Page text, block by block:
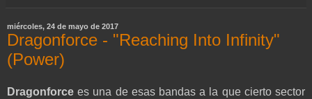
miércoles, 24 de mayo de 2017
Dragonforce - "Reaching Into Infinity"
(Power)
Dragonforce es una de esas bandas a la que cierto sector